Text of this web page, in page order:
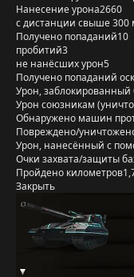
Нанесение урона2660
с дистанции свыше 300
Получено попаданий10
пробитий3
не нанёсших урон5
Получено попаданий
Урон, заблокированный
Урон союзникам
Обнаружено машин
Повреждено/
Урон, нанесённый с
Очки захвата/защиты
Пройдено километров
Закрыть